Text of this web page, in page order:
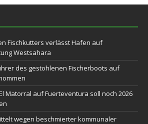
Fischkutters verlässt Hafen auf
Westsahara
des gestohlenen Fischerboots auf
Matorral auf Fuerteventura soll noch 2026
wegen beschmierter kommunaler